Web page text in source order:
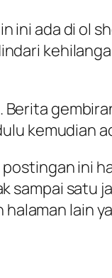
ini ada di ol
Berita
kemudian
postingan ini
sampai satu
lain